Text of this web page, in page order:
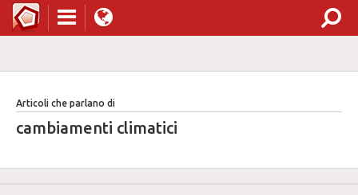
Articoli che parlano di
cambiamenti climatici